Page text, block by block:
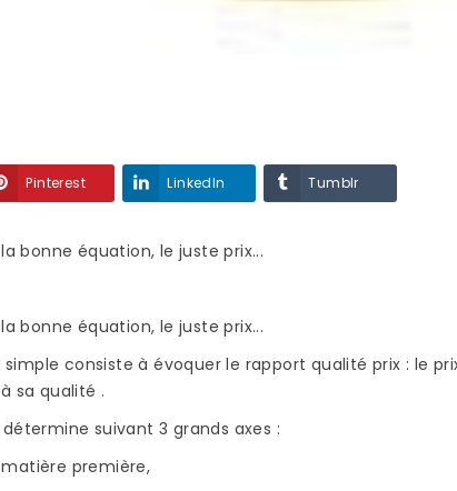
Pinterest LinkedIn Tumblr
bonne équation, le juste prix...
bonne équation, le juste prix...
consiste à évoquer le rapport qualité prix : le
sa qualité .
suivant 3 grands axes :
première,